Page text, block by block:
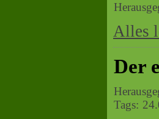
Alles
Der
Tags: